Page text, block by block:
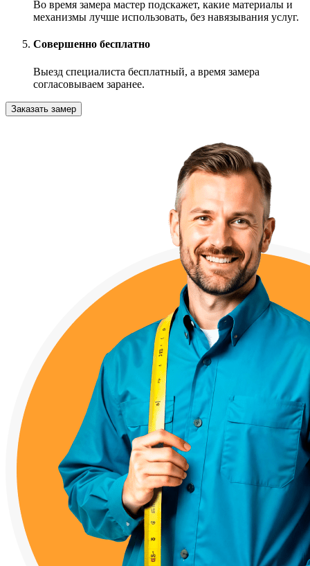
Во время замера мастер подскажет, какие материалы и
механизмы лучше использовать, без навязывания услуг.
Совершенно бесплатно
Выезд специалиста бесплатный, а время замера
согласовываем заранее.
Заказать замер